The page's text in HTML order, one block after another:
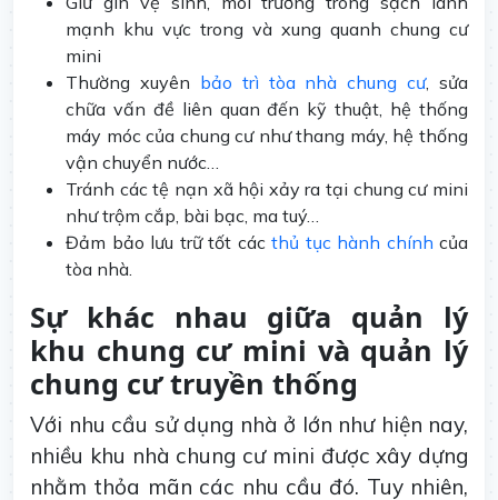
mạnh khu vực trong và xung quanh chung cư
mini
Thường xuyên bảo trì tòa nhà chung cư, sửa
chữa vấn đề liên quan đến kỹ thuật, hệ thống
máy móc của chung cư như thang máy, hệ thống
vận chuyển nước…
Tránh các tệ nạn xã hội xảy ra tại chung cư mini
như trộm cắp, bài bạc, ma tuý…
Đảm bảo lưu trữ tốt các thủ tục hành chính của
tòa nhà.
Sự khác nhau giữa quản lý
khu chung cư mini và quản lý
chung cư truyền thống
Với nhu cầu sử dụng nhà ở lớn như hiện nay,
nhiều khu nhà chung cư mini được xây dựng
nhằm thỏa mãn các nhu cầu đó. Tuy nhiên,